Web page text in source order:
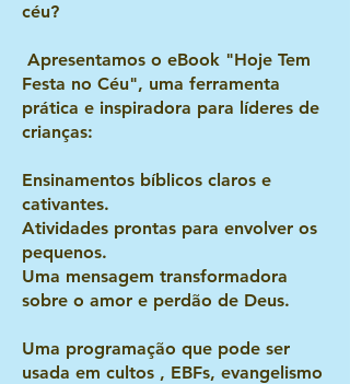
céu?
Apresentamos o eBook "Hoje Tem
Festa no Céu", uma ferramenta
prática e inspiradora para líderes de
crianças:
Ensinamentos bíblicos claros e
cativantes.
Atividades prontas para envolver os
pequenos.
Uma mensagem transformadora
sobre o amor e perdão de Deus.
Uma programação que pode ser
usada em cultos , EBFs, evangelismo